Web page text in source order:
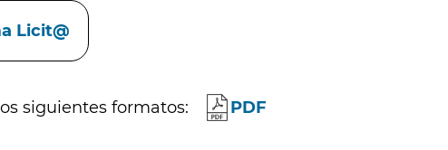
Licit@
siguientes formatos: PDF